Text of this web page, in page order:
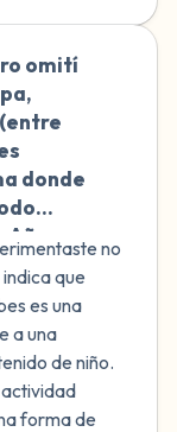
omití
donde
Años
a
mi
me
no
que
es una
a una
de niño.
actividad
forma de